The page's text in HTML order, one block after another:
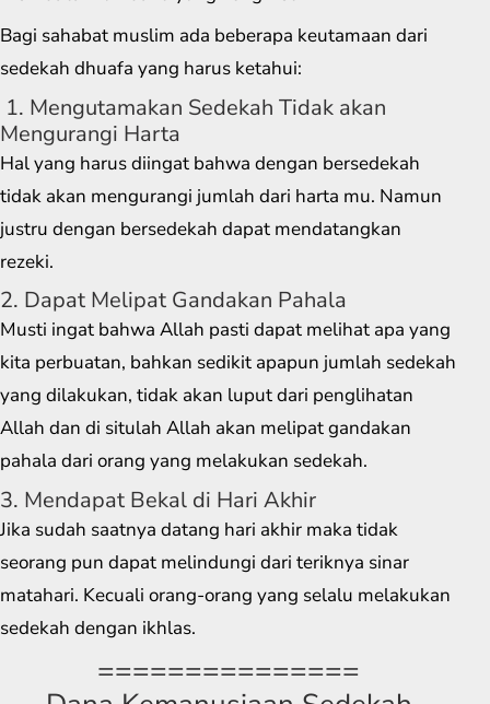
Bagi sahabat muslim ada beberapa keutamaan dari
sedekah dhuafa yang harus ketahui:
1. Mengutamakan Sedekah Tidak akan
Mengurangi Harta
Hal yang harus diingat bahwa dengan bersedekah
tidak akan mengurangi jumlah dari harta mu. Namun
justru dengan bersedekah dapat mendatangkan
rezeki.
2. Dapat Melipat Gandakan Pahala
Musti ingat bahwa Allah pasti dapat melihat apa yang
kita perbuatan, bahkan sedikit apapun jumlah sedekah
yang dilakukan, tidak akan luput dari penglihatan
Allah dan di situlah Allah akan melipat gandakan
pahala dari orang yang melakukan sedekah.
3. Mendapat Bekal di Hari Akhir
Jika sudah saatnya datang hari akhir maka tidak
seorang pun dapat melindungi dari teriknya sinar
matahari. Kecuali orang-orang yang selalu melakukan
sedekah dengan ikhlas.
===============